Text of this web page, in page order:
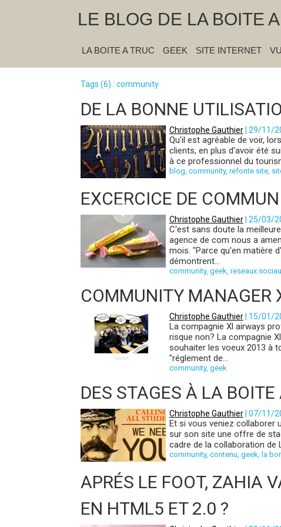
LE BLOG DE LA BOITE
LA BOITE A TRUC GEEK SITE INTERNET
Tags (6) : community
DE LA BONNE
Christophe Gauthier| 29/11/
Qu'il est agréable de voir,
clients, en plus d'avoir été
à ce professionnel du
blog, community, refonte site,
EXCERCICE DE
Christophe Gauthier| 25/03/
C'est sans doute la
agence de com nous a
mois. "Parce qu'en matière
démontrent...
community, geek, reseaux
COMMUNITY MANAGER
Christophe Gauthier| 15/01/
La compagnie Xl airways
risque non? La compagnie
souhaiter les voeux 2013 à
"réglement de...
community, geek
DES STAGES À LA
Christophe Gauthier| 07/11/
Et si vous veniez collaborer
sur son site une offre de
cadre de la collaboration de
community, contenu, geek, la
APRÉS LE FOOT, ZAHIA
EN HTML5 ET 2.0 ?